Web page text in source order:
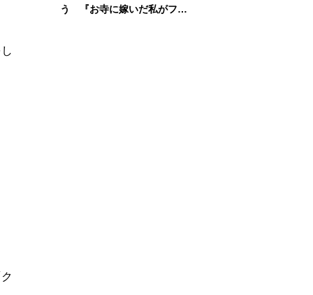
う 『お寺に嫁いだ私がフェ